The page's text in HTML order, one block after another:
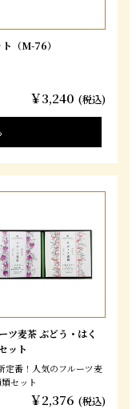
（M-76）
￥3,240 (税込)
ツ麦茶 ぶどう・はく
ット
定番！人気のフルーツ麦
セット
￥2,376 (税込)